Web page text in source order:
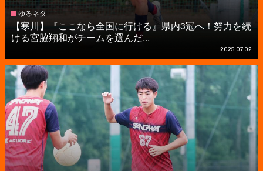
ゆるネタ
【寒川】『ここなら全国に行ける』県内3冠へ！努力を続
ける宮脇翔和がチームを選んだ...
2025.07.02